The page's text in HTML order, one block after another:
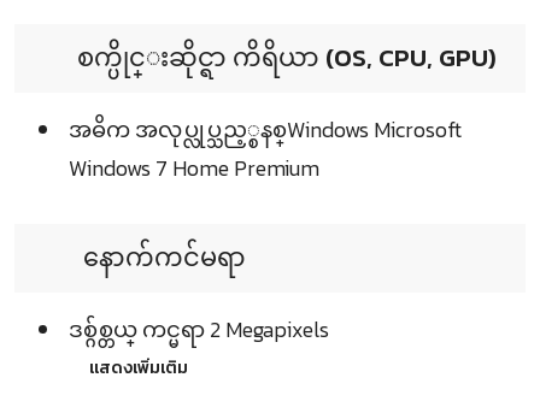
စက္ပိုင္းဆိုင္ရာ ကိရိယာ (OS, CPU, GPU)
အဓိက အလုပ္လုပ္သည့္စနစ္Windows Microsoft
Windows 7 Home Premium
နောက်ကင်မရာ
ဒစ္ဂ်စ္တယ္ ကင္မရာ 2 Megapixels
แสดงเพิ่มเติม